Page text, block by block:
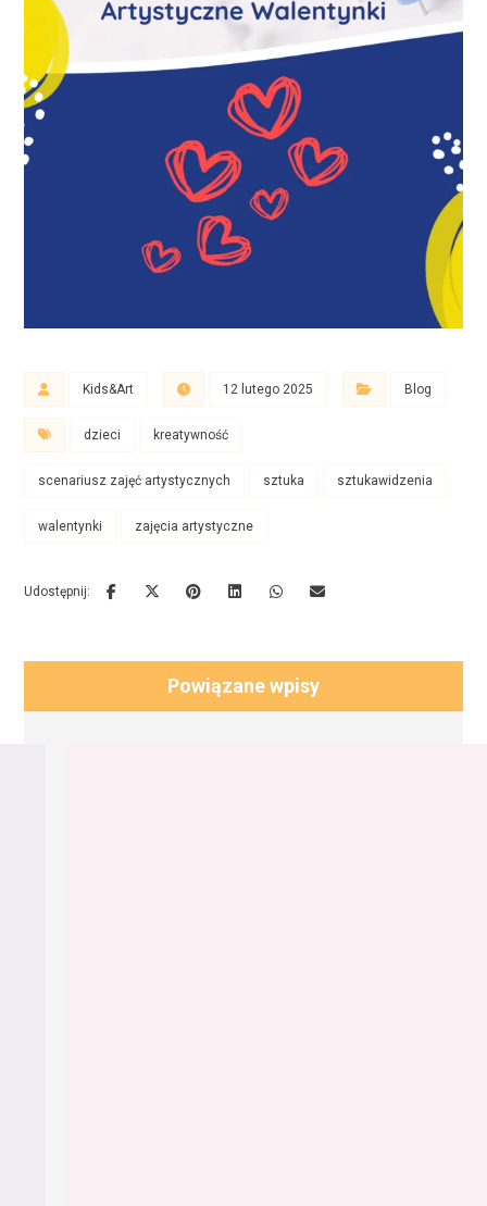
Kids&Art 12 lutego 2025 Blog
dzieci kreatywność
scenariusz zajęć artystycznych sztuka sztukawidzenia
walentynki zajęcia artystyczne
Powiązane wpisy